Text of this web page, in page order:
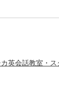
英会話教室・ス